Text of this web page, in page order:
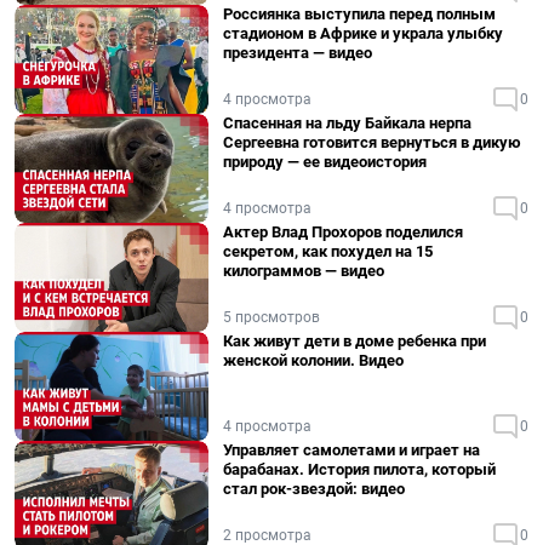
Россиянка выступила перед полным
стадионом в Африке и украла улыбку
президента — видео
4 просмотра 0
Спасенная на льду Байкала нерпа
Сергеевна готовится вернуться в дикую
природу — ее видеоистория
4 просмотра 0
Актер Влад Прохоров поделился
секретом, как похудел на 15
килограммов — видео
5 просмотров 0
Как живут дети в доме ребенка при
женской колонии. Видео
4 просмотра 0
Управляет самолетами и играет на
барабанах. История пилота, который
стал рок-звездой: видео
2 просмотра 0